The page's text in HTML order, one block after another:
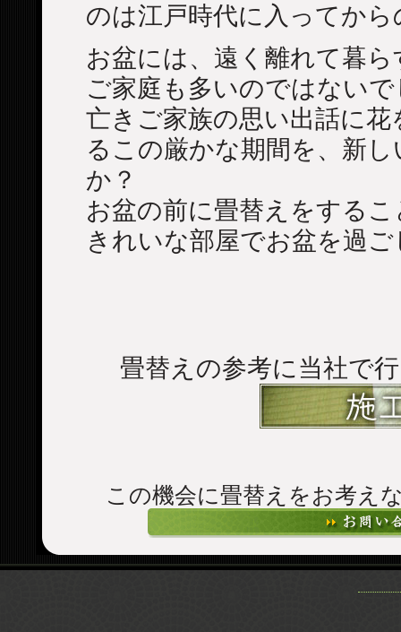
のは江戸時代に入ってか
お盆には、遠く離れて暮
ご家庭も多いのではない
亡きご家族の思い出話に
るこの厳かな期間を、新
か？
お盆の前に畳替えをする
きれいな部屋でお盆を過
畳替えの参考に当社で
この機会に畳替えをお考え